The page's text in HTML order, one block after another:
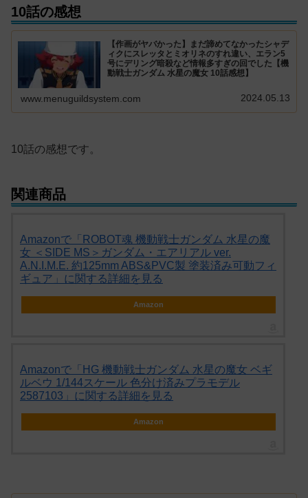
10話の感想
【作画がヤバかった】まだ諦めてなかったシャデ
ィクにスレッタとミオリネのすれ違い、エラン5
号にデリング暗殺など情報多すぎの回でした【機
動戦士ガンダム 水星の魔女 10話感想】
www.menuguildsystem.com 2024.05.13
10話の感想です。
関連商品
Amazonで「ROBOT魂 機動戦士ガンダム 水星の魔
女 ＜SIDE MS＞ガンダム・エアリアル ver.
A.N.I.M.E. 約125mm ABS&PVC製 塗装済み可動フィ
ギュア」に関する詳細を見る
Amazon
Amazonで「HG 機動戦士ガンダム 水星の魔女 ベギ
ルベウ 1/144スケール 色分け済みプラモデル
2587103」に関する詳細を見る
Amazon